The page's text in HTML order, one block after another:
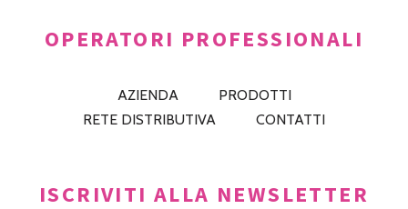
OPERATORI PROFESSIONALI
AZIENDA
PRODOTTI
RETE DISTRIBUTIVA
CONTATTI
ISCRIVITI ALLA NEWSLETTER